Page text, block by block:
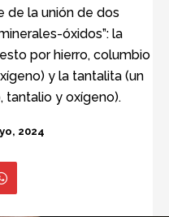
de la unión de dos
óxidos”: la
por hierro, columbio
y la tantalita (un
tantalio y oxígeno).
2024